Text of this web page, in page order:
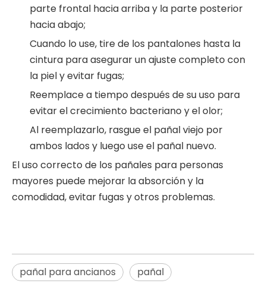
parte frontal hacia arriba y la parte posterior
hacia abajo;
Cuando lo use, tire de los pantalones hasta la
cintura para asegurar un ajuste completo con
la piel y evitar fugas;
Reemplace a tiempo después de su uso para
evitar el crecimiento bacteriano y el olor;
Al reemplazarlo, rasgue el pañal viejo por
ambos lados y luego use el pañal nuevo.
El uso correcto de los pañales para personas
mayores puede mejorar la absorción y la
comodidad, evitar fugas y otros problemas.
pañal para ancianos pañal